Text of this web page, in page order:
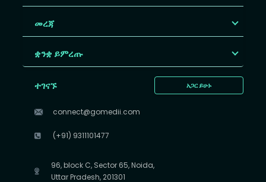
መረጃ
ቋንቋ ይምረጡ
አጋር ይሁኑ
ተገናኙ
connect@gomedii.com
(+91) 9311101477
96, block C, Sector 65, Noida,
Uttar Pradesh, 201301